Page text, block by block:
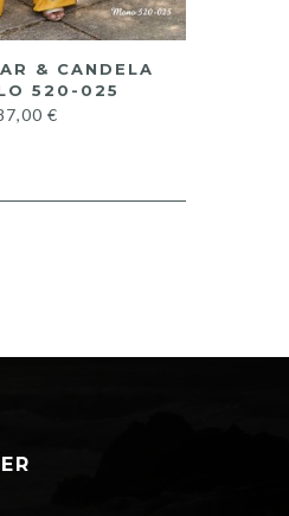
& CANDELA
520-025
€